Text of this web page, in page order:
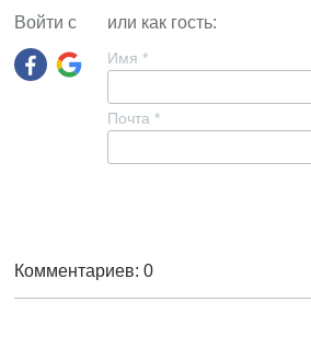
Войти с или как гость:
Имя *
Почта *
Комментариев: 0